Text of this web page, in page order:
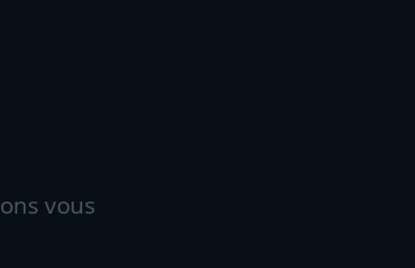
vous